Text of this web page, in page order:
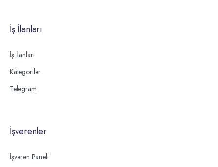
İş İlanları
İş İlanları
Kategoriler
Telegram
İşverenler
İşveren Paneli